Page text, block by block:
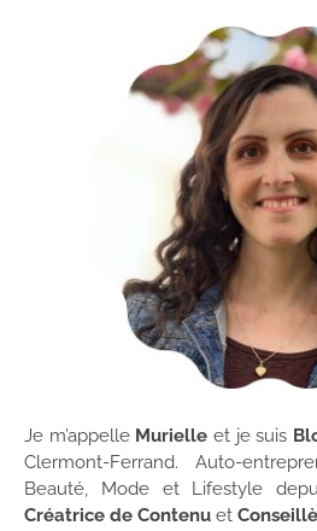
Je m’appelle Murielle et je suis
Clermont-Ferrand. Auto-
Beauté, Mode et Lifestyle
Créatrice de Contenu et